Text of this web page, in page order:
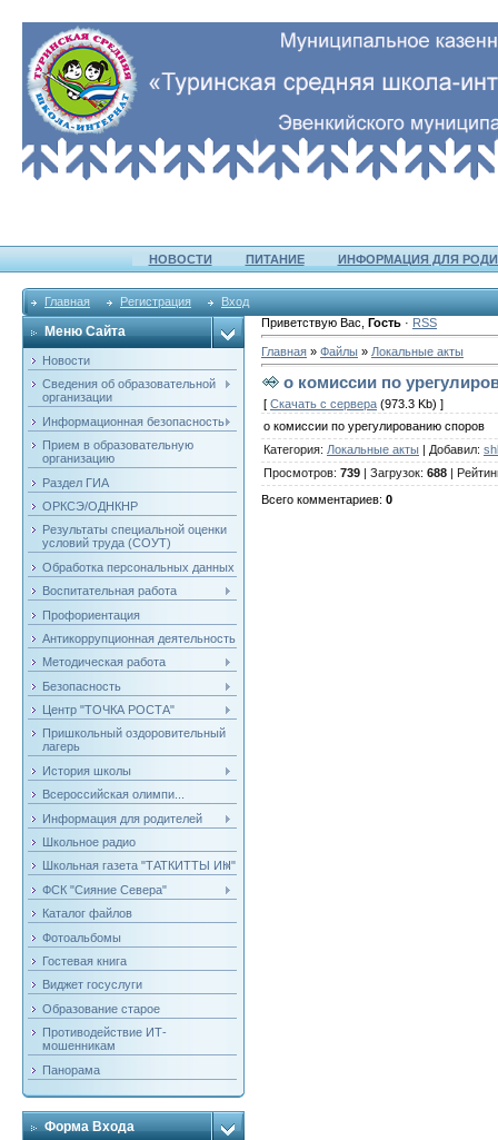
НОВОСТИ ПИТАНИЕ ИНФОРМАЦИЯ ДЛЯ
Главная Регистрация Вход
Меню Сайта
Новости
Сведения об образовательной
организации
Информационная безопасность
Прием в образовательную
организацию
Раздел ГИА
ОРКСЭ/ОДНКНР
Результаты специальной оценки
условий труда (СОУТ)
Обработка персональных данных
Воспитательная работа
Профориентация
Антикоррупционная деятельность
Методическая работа
Безопасность
Центр "ТОЧКА РОСТА"
Пришкольный оздоровительный
лагерь
История школы
Всероссийская олимпи...
Информация для родителей
Школьное радио
Школьная газета "ТАТКИТТЫ ИН"
ФСК "Сияние Севера"
Каталог файлов
Фотоальбомы
Гостевая книга
Виджет госуслуги
Образование старое
Противодействие ИТ-
мошенникам
Панорама
Форма Входа
Приветствую Вас Гость · RSS
Главная » Файлы » Локальные акты
о комиссии по
[ Скачать с сервера (973.3 Kb) ]
о комиссии по урегулированию споров
Категория: Локальные акты Добавил:
Просмотров: 739 Загрузок: 688
Всего комментариев: 0